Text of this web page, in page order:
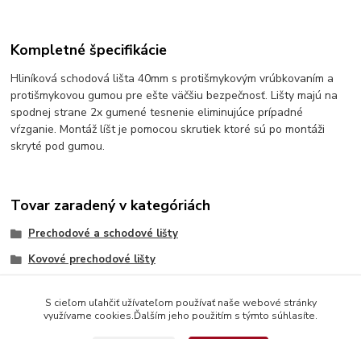
Kompletné špecifikácie
Hliníková schodová lišta 40mm s protišmykovým vrúbkovaním a
protišmykovou gumou pre ešte väčšiu bezpečnosť. Lišty majú na
spodnej strane 2x gumené tesnenie eliminujúce prípadné
vŕzganie. Montáž líšt je pomocou skrutiek ktoré sú po montáži
skryté pod gumou.
Tovar zaradený v kategóriách
Prechodové a schodové lišty
Kovové prechodové lišty
S cieľom uľahčiť užívateľom používať naše webové stránky
využívame cookies.Ďalším jeho použitím s týmto súhlasíte.